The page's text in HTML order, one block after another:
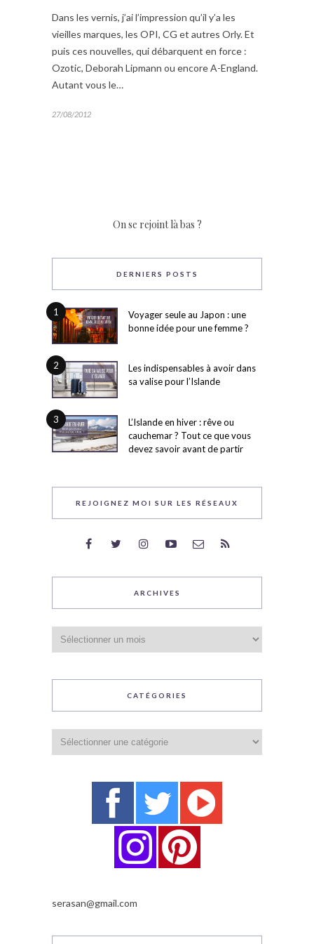
Dans les vernis, j’ai l’impression qu’il y’a les
vieilles marques, les OPI, CG et autres Orly. Et
puis ces nouvelles, qui débarquent en force :
Ozotic, Deborah Lipmann ou encore A-England.
Autant vous le…
27/08/2012
On se rejoint là bas ?
DERNIERS POSTS
1
Voyager seule au Japon : une
bonne idée pour une femme ?
2
Les indispensables à avoir dans
sa valise pour l’Islande
3
L’Islande en hiver : rêve ou
cauchemar ? Tout ce que vous
devez savoir avant de partir
REJOIGNEZ MOI SUR LES RÉSEAUX
ARCHIVES
CATÉGORIES
serasan@gmail.com